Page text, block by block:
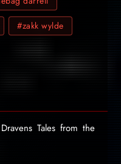
#zakk wylde
Tales from the